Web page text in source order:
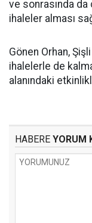
ve sonrasında
ihaleler alması
Gönen Orhan,
ihalelerle de
alanındaki
HABERE YORUM